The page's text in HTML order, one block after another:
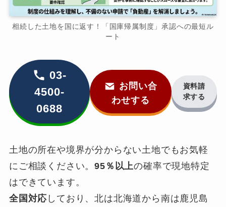
相続した土地を国に返す！「国庫帰属制度」承認への最短ル
ート
03-
4500-
0688
お問い合
わせする
資料請
求する
土地の所在や境界が分からない土地でもお気軽
にご相談ください。95％以上の確率で現地特定
はできています。
全国対応 しており、北は北海道から南は鹿児島